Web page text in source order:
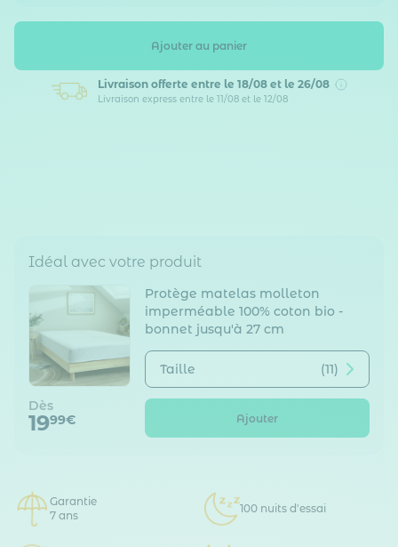
Ajouter au panier
Livraison offerte entre le 18/08 et le 26/08
Livraison express entre le 11/08 et le 12/08
Idéal avec votre produit
Protège matelas molleton
imperméable 100% coton bio -
bonnet jusqu'à 27 cm
Taille (11)
Dès
1999€ Ajouter
Garantie
7 ans
100 nuits d'essai